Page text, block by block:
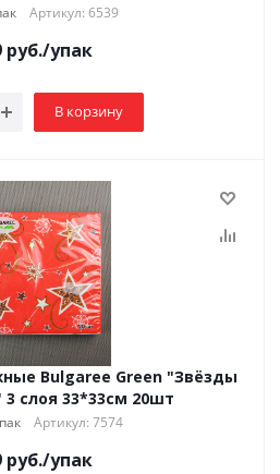
Артикул: 6539
руб./упак
В корзину
Bulgaree Green "Звёзды
слоя 33*33см 20шт
Артикул: 7574
руб./упак